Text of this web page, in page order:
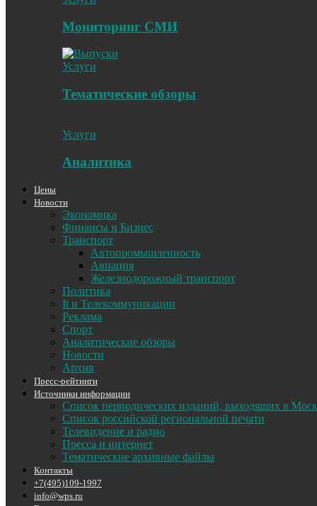
Мониторинг СМИ
Услуги
Тематические обзоры
Услуги
Аналитика
Цены
Новости
Экономика
Финансы и Бизнес
Транспорт
Автопромышленность
Авиация
Железнодорожный транспорт
Политика
It и Телекоммуникации
Реклама
Спорт
Аналитические обзоры
Новости
Архив
Пресс-рейтинги
Источники информации
Список периодических изданий, выходящих в
Список российской региональной печати
Телевидение и радио
Пресса и интернет
Тематические архивные файлы
Контакты
+7(495)109-1997
info@wps.ru